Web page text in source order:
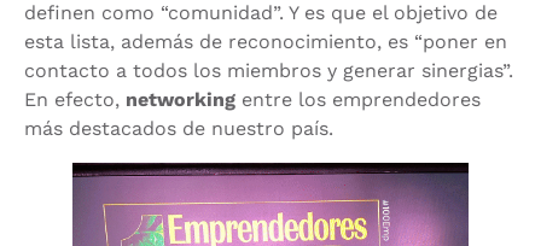
definen como “comunidad”. Y es que el objetivo de
esta lista, además de reconocimiento, es “poner en
contacto a todos los miembros y generar sinergias”.
En efecto, networking entre los emprendedores
más destacados de nuestro país.